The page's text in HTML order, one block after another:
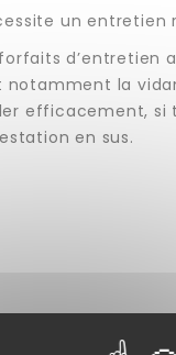
un
notamment la
efficacement, si
en sus.